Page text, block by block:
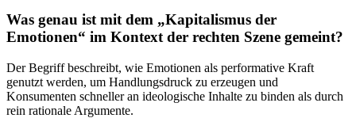
Was genau ist mit dem „Kapitalismus der
Emotionen“ im Kontext der rechten Szene gemeint?
Der Begriff beschreibt, wie Emotionen als performative Kraft
genutzt werden, um Handlungsdruck zu erzeugen und
Konsumenten schneller an ideologische Inhalte zu binden als durch
rein rationale Argumente.